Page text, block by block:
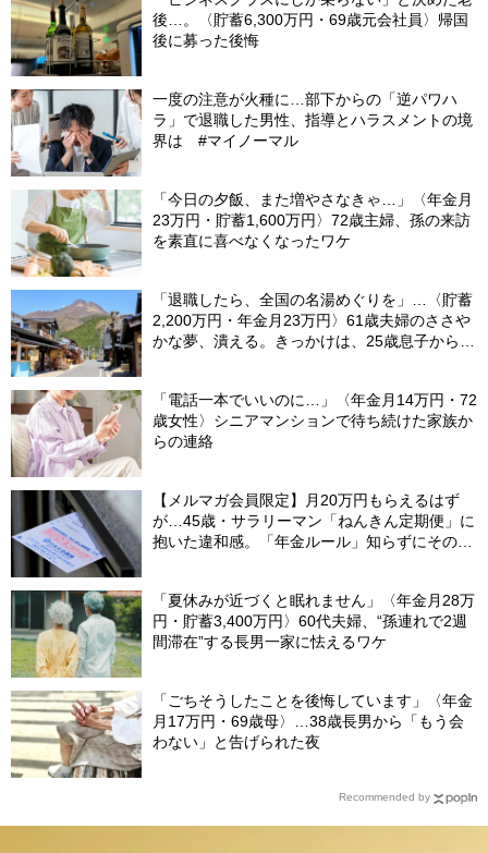
後…。〈貯蓄6,300万円・69歳元会社員〉帰国
後に募った後悔
一度の注意が火種に…部下からの「逆パワハ
ラ」で退職した男性、指導とハラスメントの境
界は #マイノーマル
「今日の夕飯、また増やさなきゃ…」〈年金月
23万円・貯蓄1,600万円〉72歳主婦、孫の来訪
を素直に喜べなくなったワケ
「退職したら、全国の名湯めぐりを」…〈貯蓄
2,200万円・年金月23万円〉61歳夫婦のささや
かな夢、潰える。きっかけは、25歳息子から届
「電話一本でいいのに…」〈年金月14万円・72
歳女性〉シニアマンションで待ち続けた家族か
らの連絡
【メルマガ会員限定】月20万円もらえるはず
が…45歳・サラリーマン「ねんきん定期便」に
抱いた違和感。「年金ルール」知らずにそのま
「夏休みが近づくと眠れません」〈年金月28万
円・貯蓄3,400万円〉60代夫婦、“孫連れで2週
間滞在”する長男一家に怯えるワケ
「ごちそうしたことを後悔しています」〈年金
月17万円・69歳母〉…38歳長男から「もう会
わない」と告げられた夜
Recommended by